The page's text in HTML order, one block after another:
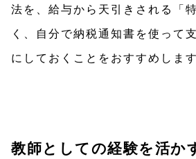
法を、給与から天引きされる「
く、自分で納税通知書を使って
にしておくことをおすすめします
教師としての経験を活か